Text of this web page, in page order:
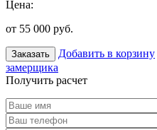
Цена:
от 55 000 руб.
Заказать Добавить в корзину
замерщика
Получить расчет